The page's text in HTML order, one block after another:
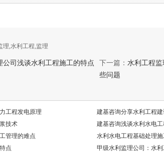
理,水利工程,监理
公司浅谈水利工程施工的特点 下一篇： 水利工程
些问题
工程发电原理
建基咨询分享水利工程
技术
建基咨询浅谈水利水电
管理的难点
水利水电工程基础处理
点
甲级水利监理公司：水